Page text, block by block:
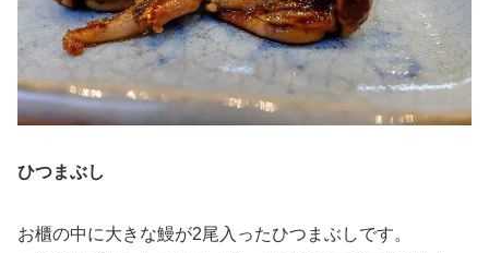
ひつまぶし
お櫃の中に大きな鰻が2尾入ったひつまぶしです。